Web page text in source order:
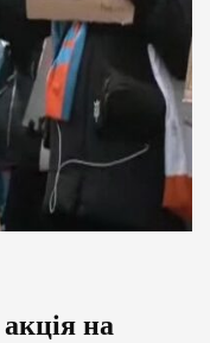
на